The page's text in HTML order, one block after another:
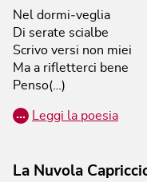
Nel dormi‐veglia
Di serate scialbe
Scrivo versi non miei
Ma a rifletterci bene
Penso(…)
… Leggi la poesia
La Nuvola